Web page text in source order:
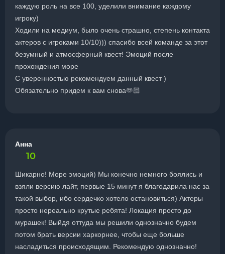
каждую роль на все 100, уделили внимание каждому
игроку)
Ходили на медиум, было очень страшно, степень контакта
актеров с игроками 10/10))) спасибо всей команде за этот
безумный и атмосферный квест! Эмоций после
прохождения море
С уверенностью рекомендуем данный квест )
Обязательно придем к вам снова🫶🏻
Анна
10
Шикарно! Море эмоций) Мы конечно немного боялись и
взяли версию лайт, первые 15 минут я благодарила нас за
такой выбор, ибо сердечко хотело остановиться) Актеры
просто нереально крутые ребята! Локация просто до
мурашек! Выйдя оттуда мы решили однозначно будем
потом брать версии харкорнее, чтобы еще больше
насладиться происходящим. Рекомендую однозначно!